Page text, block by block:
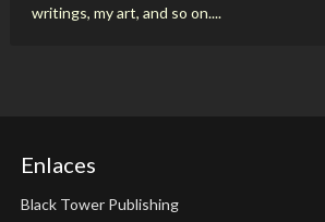
writings, my art, and so on....
Enlaces
Black Tower Publishing